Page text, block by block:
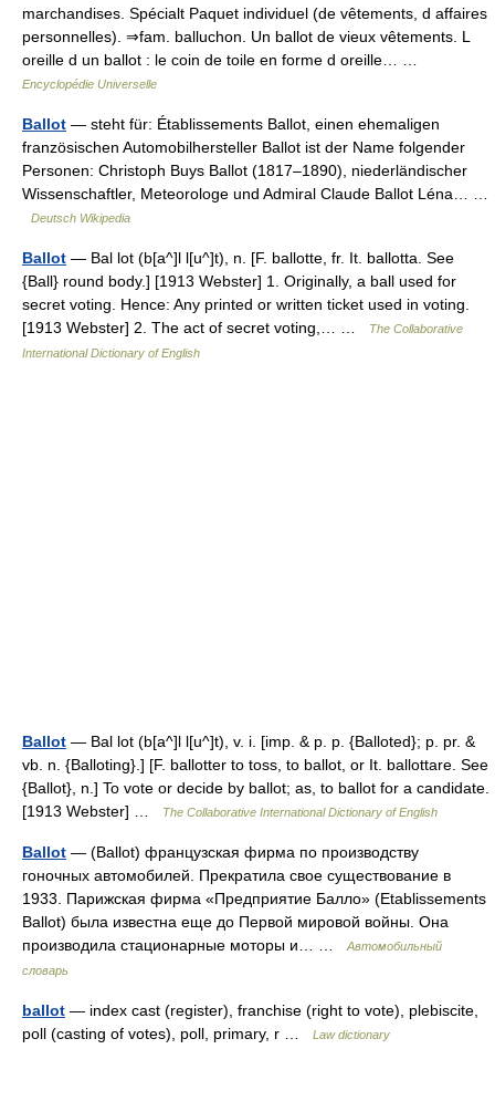
marchandises. Spécialt Paquet individuel (de vêtements, d affaires
personnelles). ⇒fam. balluchon. Un ballot de vieux vêtements. L
oreille d un ballot : le coin de toile en forme d oreille… …
Encyclopédie Universelle
Ballot — steht für: Établissements Ballot, einen ehemaligen
französischen Automobilhersteller Ballot ist der Name folgender
Personen: Christoph Buys Ballot (1817–1890), niederländischer
Wissenschaftler, Meteorologe und Admiral Claude Ballot Léna… …
Deutsch Wikipedia
Ballot — Bal lot (b[a^]l l[u^]t), n. [F. ballotte, fr. It. ballotta. See
{Ball} round body.] [1913 Webster] 1. Originally, a ball used for
secret voting. Hence: Any printed or written ticket used in voting.
[1913 Webster] 2. The act of secret voting,… …
The Collaborative
International Dictionary of English
Ballot — Bal lot (b[a^]l l[u^]t), v. i. [imp. & p. p. {Balloted}; p. pr. &
vb. n. {Balloting}.] [F. ballotter to toss, to ballot, or It. ballottare. See
{Ballot}, n.] To vote or decide by ballot; as, to ballot for a candidate.
[1913 Webster] …
The Collaborative International Dictionary of English
Ballot — (Ballot) французская фирма по производству
гоночных автомобилей. Прекратила свое существование в
1933. Парижская фирма «Предприятие Балло» (Etablissements
Ballot) была известна еще до Первой мировой войны. Она
производила стационарные моторы и… …
Автомобильный
словарь
ballot — index cast (register), franchise (right to vote), plebiscite,
poll (casting of votes), poll, primary, r …
Law dictionary